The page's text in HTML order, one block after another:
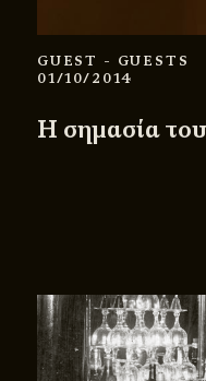
GUEST - GUESTS
01/10/2014
Η σημασία